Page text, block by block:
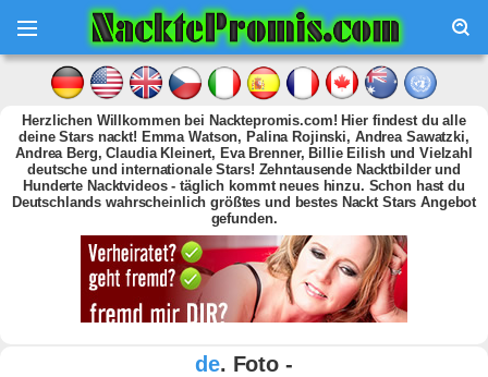
Herzlichen Willkommen bei Nacktepromis.com! Hier findest du alle
deine Stars nackt! Emma Watson, Palina Rojinski, Andrea Sawatzki,
Andrea Berg, Claudia Kleinert, Eva Brenner, Billie Eilish und Vielzahl
deutsche und internationale Stars! Zehntausende Nacktbilder und
Hunderte Nacktvideos - täglich kommt neues hinzu. Schon hast du
Deutschlands wahrscheinlich größtes und bestes Nackt Stars Angebot
gefunden.
de. Foto -